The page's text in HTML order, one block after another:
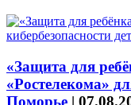
«Защита для
«Ростелекома»
Поморье |